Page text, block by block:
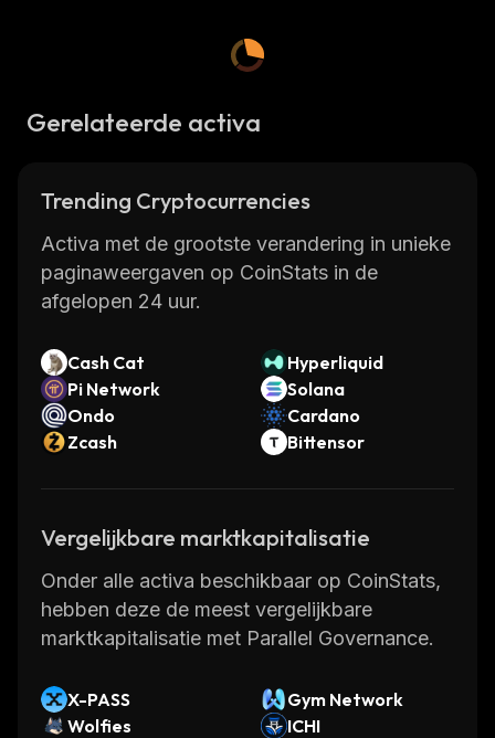
Gerelateerde activa
Trending Cryptocurrencies
Activa met de grootste verandering in unieke
paginaweergaven op CoinStats in de
afgelopen 24 uur.
Cash Cat
Hyperliquid
Pi Network
Solana
Ondo
Cardano
Zcash
Bittensor
Vergelijkbare marktkapitalisatie
Onder alle activa beschikbaar op CoinStats,
hebben deze de meest vergelijkbare
marktkapitalisatie met Parallel Governance.
X-PASS
Gym Network
Wolfies
ICHI